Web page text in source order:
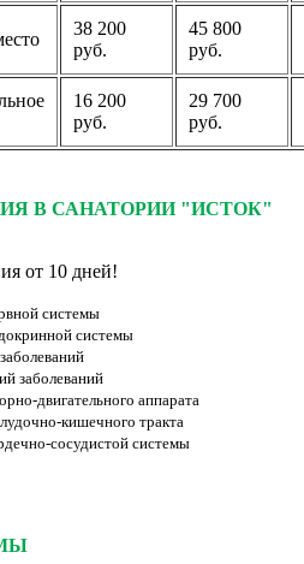
38 200
руб.
45 800
руб.
16 200
руб.
29 700
руб.
В САНАТОРИИ "ИСТОК"
от 10 дней!
системы
системы
заболеваний
двигательного аппарата
кишечного тракта
сосудистой системы